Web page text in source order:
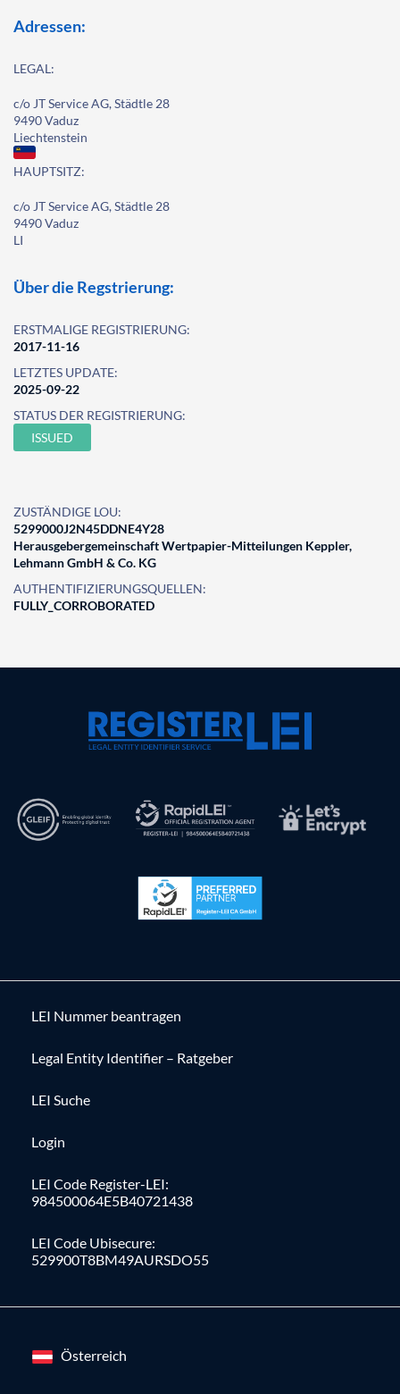
Adressen:
LEGAL:
c/o JT Service AG, Städtle 28
9490 Vaduz
Liechtenstein
HAUPTSITZ:
c/o JT Service AG, Städtle 28
9490 Vaduz
LI
Über die Regstrierung:
ERSTMALIGE REGISTRIERUNG:
2017-11-16
LETZTES UPDATE:
2025-09-22
STATUS DER REGISTRIERUNG:
ISSUED
ZUSTÄNDIGE LOU:
5299000J2N45DDNE4Y28
Herausgebergemeinschaft Wertpapier-Mitteilungen Keppler,
Lehmann GmbH & Co. KG
AUTHENTIFIZIERUNGSQUELLEN:
FULLY_CORROBORATED
LEI Nummer beantragen
Legal Entity Identifier – Ratgeber
LEI Suche
Login
LEI Code Register-LEI:
984500064E5B40721438
LEI Code Ubisecure:
529900T8BM49AURSDO55
Österreich